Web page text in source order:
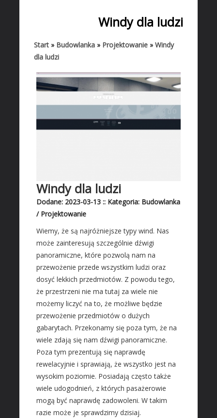
Biura Rachunkowe
Doradztwo
Drukarnie
Handel
Kredyty, Leasing
Oferty Pracy
Projektowanie
REZYDENCJE
Drzwi i Okna
Klimatyzacja i Wentylacja
Nieruchomości, Działki
Domy, Mieszkania
SZKOŁA
Placówki Edukacyjne
Kursy Językowe
Konferencje, Sale Szkoleniowe
Kursy i Szkolenia
SPRZEDAŻ INTERNTOWA
Dla Dzieci
Windy dla ludzi
Start » Budowlanka » Projektowanie » Windy
dla ludzi
Windy dla ludzi
Dodane: 2023-03-13 :: Kategoria: Budowlanka
/ Projektowanie
Wiemy, że są najróżniejsze typy wind. Nas
może zainteresują szczególnie dźwigi
panoramiczne, które pozwolą nam na
przewożenie przede wszystkim ludzi oraz
dosyć lekkich przedmiotów. Z powodu tego,
że przestrzeni nie ma tutaj za wiele nie
możemy liczyć na to, że możliwe będzie
przewożenie przedmiotów o dużych
gabarytach. Przekonamy się poza tym, że na
wiele zdają się nam dźwigi panoramiczne.
Poza tym prezentują się naprawdę
rewelacyjnie i sprawiają, że wszystko jest na
wysokim poziomie. Posiadają często także
wiele udogodnień, z których pasażerowie
mogą być naprawdę zadowoleni. W takim
razie może je sprawdzimy dzisiaj.